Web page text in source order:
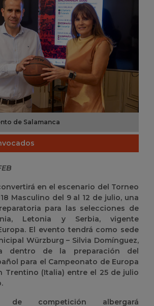
de Salamanca
en el escenario del Torneo
Masculino del 9 al 12 de julio, una
para las selecciones de
Letonia y Serbia, vigente
El evento tendrá como sede
Würzburg – Silvia Domínguez,
dentro de la preparación del
para el Campeonato de Europa
Trentino (Italia) entre el 25 de julio
competición albergará